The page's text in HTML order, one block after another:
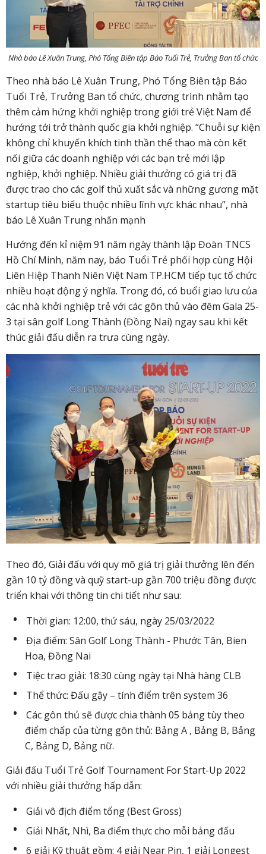
Nhà báo Lê Xuân Trung, Phó Tổng Biên tập Báo Tuổi Trẻ, Trưởng Ban tổ chức
Theo nhà báo Lê Xuân Trung, Phó Tổng Biên tập Báo
Tuổi Trẻ, Trưởng Ban tổ chức, chương trình nhằm tạo
thêm cảm hứng khởi nghiệp trong giới trẻ Việt Nam để
hướng tới trở thành quốc gia khởi nghiệp. “Chuỗi sự kiện
không chỉ khuyến khích tinh thần thể thao mà còn kết
nối giữa các doanh nghiệp với các bạn trẻ mới lập
nghiệp, khởi nghiệp. Nhiều giải thưởng có giá trị đã
được trao cho các golf thủ xuất sắc và những gương mặt
startup tiêu biểu thuộc nhiều lĩnh vực khác nhau”, nhà
báo Lê Xuân Trung nhấn mạnh
Hướng đến kỉ niệm 91 năm ngày thành lập Đoàn TNCS
Hồ Chí Minh, năm nay, báo Tuổi Trẻ phối hợp cùng Hội
Liên Hiệp Thanh Niên Việt Nam TP.HCM tiếp tục tổ chức
nhiều hoạt động ý nghĩa. Trong đó, có buổi giao lưu của
các nhà khởi nghiệp trẻ với các gôn thủ vào đêm Gala 25-
3 tại sân golf Long Thành (Đồng Nai) ngay sau khi kết
thúc giải đấu diễn ra trưa cùng ngày.
Theo đó, Giải đấu với quy mô giá trị giải thưởng lên đến
gần 10 tỷ đồng và quỹ start-up gần 700 triệu đồng được
triển khai với thông tin chi tiết như sau:
Thời gian: 12:00, thứ sáu, ngày 25/03/2022
Địa điểm: Sân Golf Long Thành - Phước Tân, Bien
Hoa, Đồng Nai
Tiệc trao giải: 18:30 cùng ngày tại Nhà hàng CLB
Thể thức: Đấu gậy – tính điểm trên system 36
Các gôn thủ sẽ được chia thành 05 bảng tùy theo
điểm chấp của từng gôn thủ: Bảng A , Bảng B, Bảng
C, Bảng D, Bảng nữ.
Giải đấu Tuổi Trẻ Golf Tournament For Start-Up 2022
với nhiều giải thưởng hấp dẫn:
Giải vô địch điểm tổng (Best Gross)
Giải Nhất, Nhì, Ba điểm thực cho mỗi bảng đấu
6 giải Kỹ thuật gồm: 4 giải Near Pin, 1 giải Longest